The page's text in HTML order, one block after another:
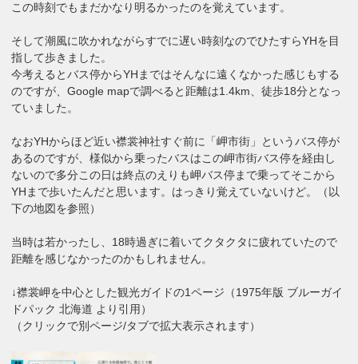
この時刻でもまだかなり明るかったのを覚えています。
そして潮風に吹かれながらすでに遅い時刻なのでひたすらYHを目
指して歩きました。
今考えるとバス停からYHまではそんなに遠くなかった感じもする
のですが、Google mapで調べると距離は1.4km、徒歩18分となっ
ていました。
なおYHからほど近い襟裳神社すぐ前に「岬市街」というバス停が
あるのですが、様似から乗ったバスはこの岬市街バス停を経由し
ないので多分この日は終点のえりも岬バス停まで乗ってそこから
YHまで歩いたんだと思います。はっきり覚えていないけど。（以
下の地図を参照）
当時は若かったし、18時過ぎに着いてクタクタに疲れていたので
距離を感じなかったのかもしれません。
↓襟裳岬を中心とした観光ガイドの1ページ（1975年版 ブルーガイ
ドパック 北海道 より引用）
（クリックで別ページ/タブで拡大表示されます）